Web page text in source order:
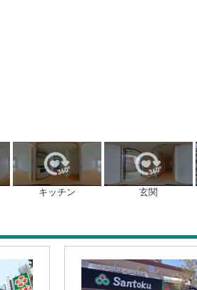
キッチン 玄関